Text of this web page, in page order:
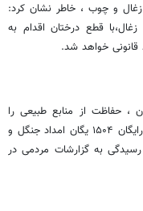
و چوب ، خاطر نشان کرد:
قطع درختان اقدام به
خواهد شد.
، حفاظت از منابع طبیعی را
وظیفه ای همگانی دانست و افزود : شماره تلفن رایگان ۱۵۰۴ یگان امداد جنگل و
به گزارشات مردمی در